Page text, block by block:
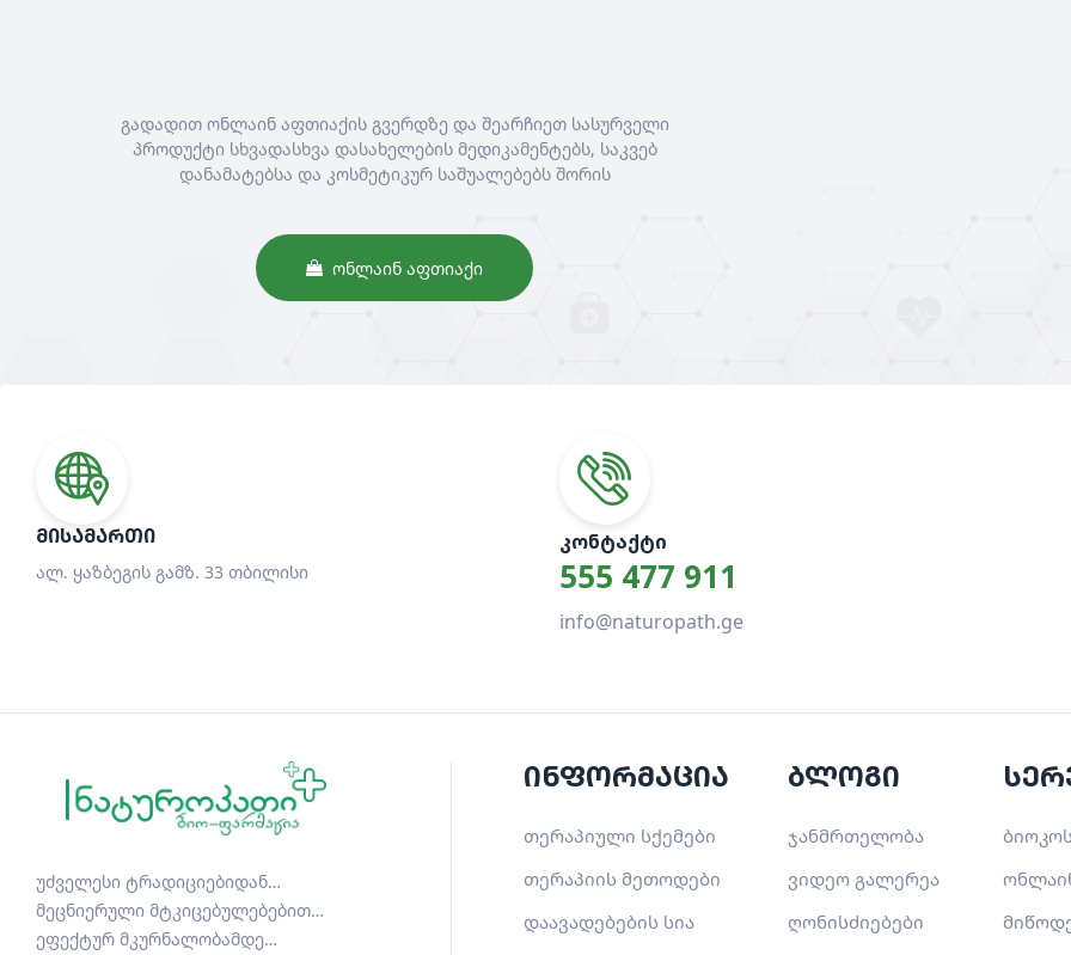
გადადით ონლაინ აფთიაქის გვერდზე და შეარჩიეთ სასურველი
პროდუქტი სხვადასხვა დასახელების მედიკამენტებს, საკვებ
დანამატებსა და კოსმეტიკურ საშუალებებს შორის
ᲝᲜᲚᲐᲘᲜ ᲐᲤᲗᲘᲐᲥᲘ
ᲛᲘᲡᲐᲛᲐᲠᲗᲘ
ალ. ყაზბეგის გამზ. 33 თბილისი
ᲙᲝᲜᲢᲐᲥᲢᲘ
555 477 911
info@naturopath.ge
უძველესი ტრადიციებიდან…
მეცნიერული მტკიცებულებებით…
ეფექტურ მკურნალობამდე…
ინფორმაცია
თერაპიული სქემები
თერაპიის მეთოდები
დაავადებების სია
ბლოგი
ჯანმრთელობა
ვიდეო გალერეა
ღონისძიებები